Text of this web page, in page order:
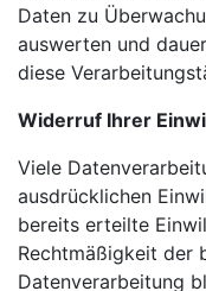
Daten zu
auswerten und
diese
Widerruf Ihrer
Viele
ausdrücklichen
bereits erteilte
Rechtmäßigkeit der
Datenverarbeitung